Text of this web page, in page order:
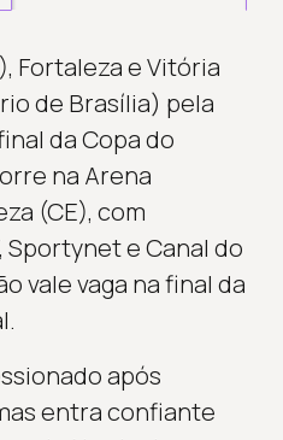
Fortaleza e Vitória
de Brasília) pela
da Copa do
na Arena
(CE), com
Sportynet e Canal do
vale vaga na final da
após
entra confiante